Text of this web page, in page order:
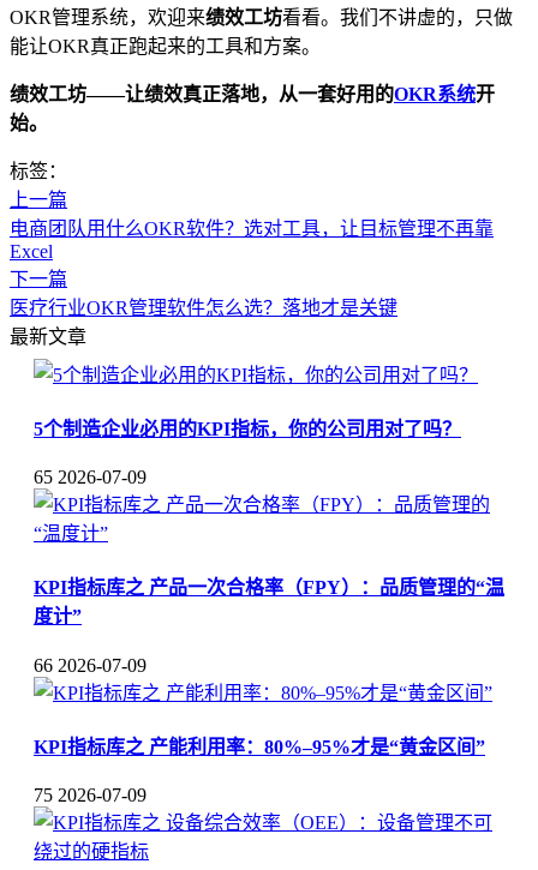
OKR管理系统，欢迎来绩效工坊看看。我们不讲虚的，只做
能让OKR真正跑起来的工具和方案。
绩效工坊——让绩效真正落地，从一套好用的OKR系统开
始。
标签：
上一篇
电商团队用什么OKR软件？选对工具，让目标管理不再靠
Excel
下一篇
医疗行业OKR管理软件怎么选？落地才是关键
最新文章
5个制造企业必用的KPI指标，你的公司用对了吗？
65 2026-07-09
KPI指标库之 产品一次合格率（FPY）：品质管理的“温
度计”
66 2026-07-09
KPI指标库之 产能利用率：80%–95%才是“黄金区间”
75 2026-07-09